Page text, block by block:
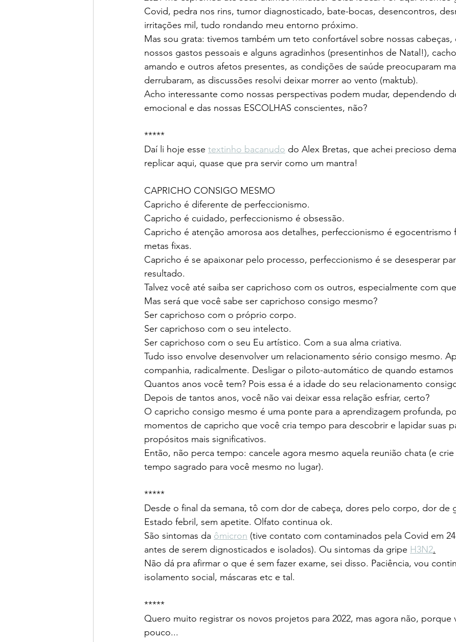
Covid, pedra nos rins, tumor diagnosticado, bate-bocas, desencontros,
irritações mil, tudo rondando meu entorno próximo.
Mas sou grata: tivemos também um teto confortável sobre nossas cabeças,
nossos gastos pessoais e alguns agradinhos (presentinhos de Natal!),
amando e outros afetos presentes, as condições de saúde preocuparam
derrubaram, as discussões resolvi deixar morrer ao vento (maktub).
Acho interessante como nossas perspectivas podem mudar, dependendo
emocional e das nossas ESCOLHAS conscientes, não?
*****
Daí li hoje esse textinho bacanudo do Alex Bretas, que achei precioso
replicar aqui, quase que pra servir como um mantra!
CAPRICHO CONSIGO MESMO
Capricho é diferente de perfeccionismo.
Capricho é cuidado, perfeccionismo é obsessão.
Capricho é atenção amorosa aos detalhes, perfeccionismo é egocentrismo
metas fixas.
Capricho é se apaixonar pelo processo, perfeccionismo é se desesperar
resultado.
Talvez você até saiba ser caprichoso com os outros, especialmente com
Mas será que você sabe ser caprichoso consigo mesmo?
Ser caprichoso com o próprio corpo.
Ser caprichoso com o seu intelecto.
Ser caprichoso com o seu Eu artístico. Com a sua alma criativa.
Tudo isso envolve desenvolver um relacionamento sério consigo mesmo.
companhia, radicalmente. Desligar o piloto-automático de quando estamos
Quantos anos você tem? Pois essa é a idade do seu relacionamento
Depois de tantos anos, você não vai deixar essa relação esfriar, certo?
O capricho consigo mesmo é uma ponte para a aprendizagem profunda,
momentos de capricho que você cria tempo para descobrir e lapidar suas
propósitos mais significativos.
Então, não perca tempo: cancele agora mesmo aquela reunião chata (e
tempo sagrado para você mesmo no lugar).
*****
Desde o final da semana, tô com dor de cabeça, dores pelo corpo, dor de
Estado febril, sem apetite. Olfato continua ok.
São sintomas da ômicron (tive contato com contaminados pela Covid em
antes de serem dignosticados e isolados). Ou sintomas da gripe H3N2.
Não dá pra afirmar o que é sem fazer exame, sei disso. Paciência, vou
isolamento social, máscaras etc e tal.
*****
Quero muito registrar os novos projetos para 2022, mas agora não, porque
pouco...